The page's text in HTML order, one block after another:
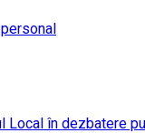
Local în dezbatere